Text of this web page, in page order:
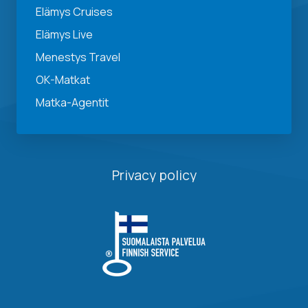
Elämys Cruises
Elämys Live
Menestys Travel
OK-Matkat
Matka-Agentit
Privacy policy